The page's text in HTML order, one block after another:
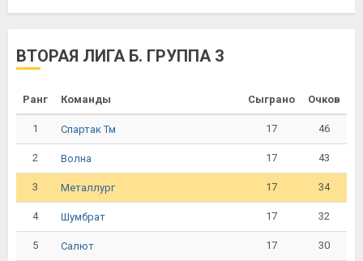
ВТОРАЯ ЛИГА Б. ГРУППА 3
Ранг Команды Сыграно Очков
1 Спартак Тм 17 46
2 Волна 17 43
3 Металлург 17 34
4 Шумбрат 17 32
5 Салют 17 30